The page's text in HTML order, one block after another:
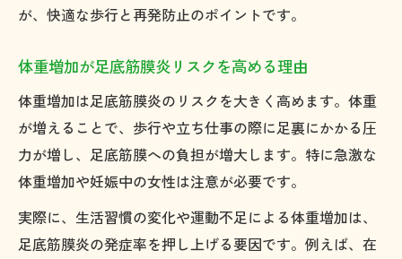
が、快適な歩行と再発防止のポイントです。
体重増加が足底筋膜炎リスクを高める理由
体重増加は足底筋膜炎のリスクを大きく高めます。体重
が増えることで、歩行や立ち仕事の際に足裏にかかる圧
力が増し、足底筋膜への負担が増大します。特に急激な
体重増加や妊娠中の女性は注意が必要です。
実際に、生活習慣の変化や運動不足による体重増加は、
足底筋膜炎の発症率を押し上げる要因です。例えば、在